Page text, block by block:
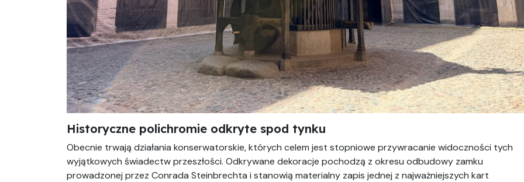
Historyczne polichromie odkryte spod tynku
Obecnie trwają działania konserwatorskie, których celem jest stopniowe przywracanie widoczności tych
wyjątkowych świadectw przeszłości. Odkrywane dekoracje pochodzą z okresu odbudowy zamku
prowadzonej przez Conrada Steinbrechta i stanowią materialny zapis jednej z najważniejszych kart